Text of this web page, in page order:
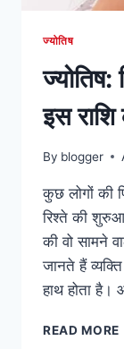
ज्योतिष
ज्योतिष:
इस
By blogger
कुछ लोगों की
रिश्ते की
की वो सामने
जानते हैं
हाथ होता
READ MORE